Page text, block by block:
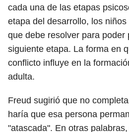
cada una de las etapas
etapa del desarrollo, los
que debe resolver para poder
siguiente etapa. La forma en
conflicto influye en la
adulta.
Freud sugirió que no
haría que esa persona
"atascada". En otras